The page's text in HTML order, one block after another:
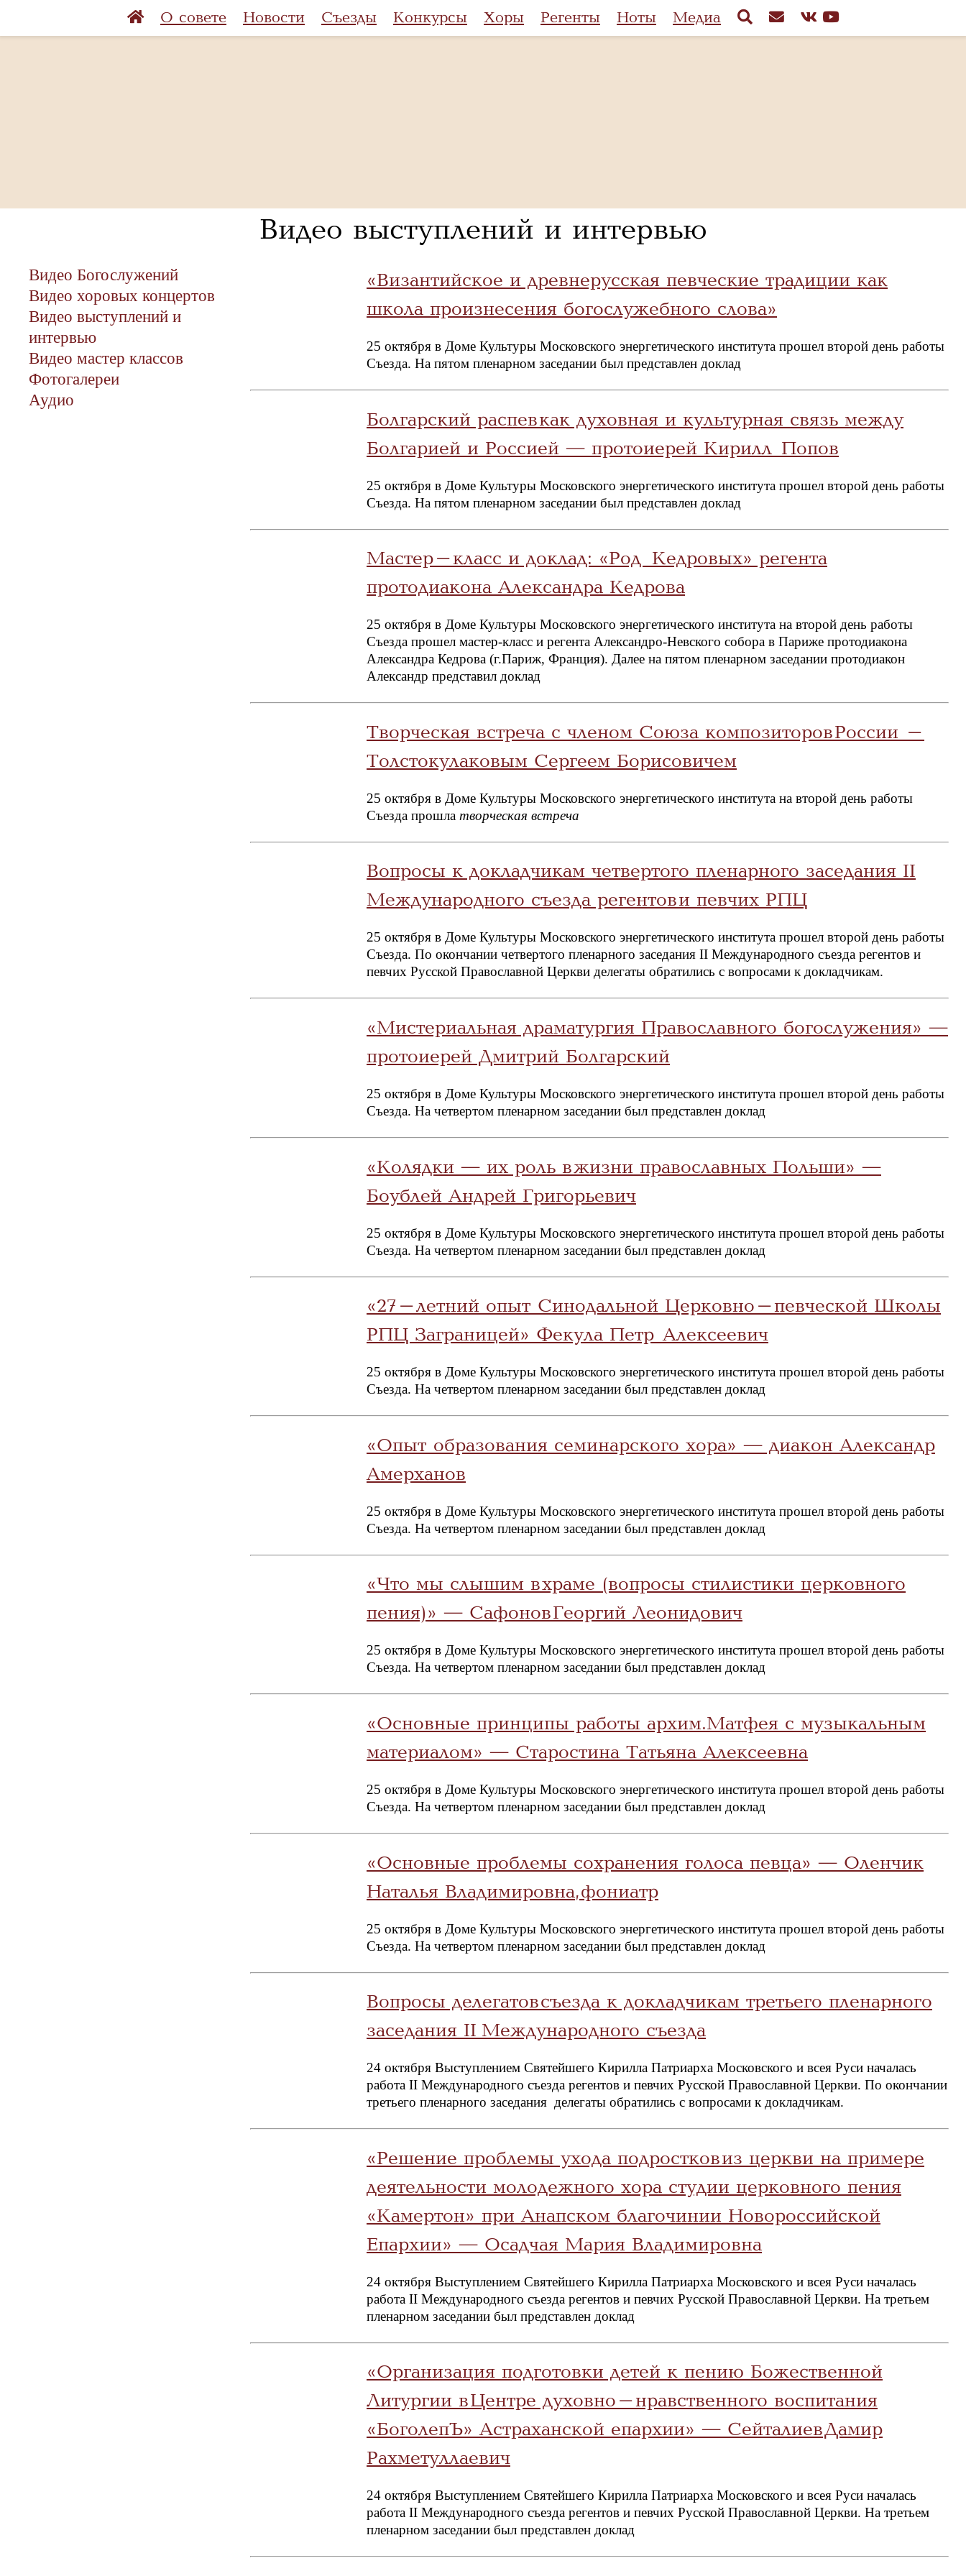
О совете Новости Съезды Конкурсы Хоры Регенты Ноты Медиа
Видео выступлений и интервью
Видео Богослужений
Видео хоровых концертов
Видео выступлений и
интервью
Видео мастер классов
Фотогалереи
Аудио
«Византийское и древнерусская певческие традиции как
школа произнесения богослужебного слова»
25 октября в Доме Культуры Московского энергетического института прошел второй день работы
Съезда. На пятом пленарном заседании был представлен доклад
Болгарский распев как духовная и культурная связь между
Болгарией и Россией — протоиерей Кирилл Попов
25 октября в Доме Культуры Московского энергетического института прошел второй день работы
Съезда. На пятом пленарном заседании был представлен доклад
Мастер-класс и доклад: «Род Кедровых» регента
протодиакона Александра Кедрова
25 октября в Доме Культуры Московского энергетического института на второй день работы
Съезда прошел мастер-класс и регента Александро-Невского собора в Париже протодиакона
Александра Кедрова (г.Париж, Франция). Далее на пятом пленарном заседании протодиакон
Александр представил доклад
Творческая встреча с членом Союза композиторов России -
Толстокулаковым Сергеем Борисовичем
25 октября в Доме Культуры Московского энергетического института на второй день работы
Съезда прошла творческая встреча
Вопросы к докладчикам четвертого пленарного заседания II
Международного съезда регентов и певчих РПЦ
25 октября в Доме Культуры Московского энергетического института прошел второй день работы
Съезда. По окончании четвертого пленарного заседания II Международного съезда регентов и
певчих Русской Православной Церкви делегаты обратились с вопросами к докладчикам.
«Мистериальная драматургия Православного богослужения» —
протоиерей Дмитрий Болгарский
25 октября в Доме Культуры Московского энергетического института прошел второй день работы
Съезда. На четвертом пленарном заседании был представлен доклад
«Колядки — их роль в жизни православных Польши» —
Боублей Андрей Григорьевич
25 октября в Доме Культуры Московского энергетического института прошел второй день работы
Съезда. На четвертом пленарном заседании был представлен доклад
«27-летний опыт Синодальной Церковно-певческой Школы
РПЦ Заграницей» Фекула Петр Алексеевич
25 октября в Доме Культуры Московского энергетического института прошел второй день работы
Съезда. На четвертом пленарном заседании был представлен доклад
«Опыт образования семинарского хора» — диакон Александр
Амерханов
25 октября в Доме Культуры Московского энергетического института прошел второй день работы
Съезда. На четвертом пленарном заседании был представлен доклад
«Что мы слышим в храме (вопросы стилистики церковного
пения)» — Сафонов Георгий Леонидович
25 октября в Доме Культуры Московского энергетического института прошел второй день работы
Съезда. На четвертом пленарном заседании был представлен доклад
«Основные принципы работы архим.Матфея с музыкальным
материалом» — Старостина Татьяна Алексеевна
25 октября в Доме Культуры Московского энергетического института прошел второй день работы
Съезда. На четвертом пленарном заседании был представлен доклад
«Основные проблемы сохранения голоса певца» — Оленчик
Наталья Владимировна, фониатр
25 октября в Доме Культуры Московского энергетического института прошел второй день работы
Съезда. На четвертом пленарном заседании был представлен доклад
Вопросы делегатов съезда к докладчикам третьего пленарного
заседания II Международного съезда
24 октября Выступлением Святейшего Кирилла Патриарха Московского и всея Руси началась
работа II Международного съезда регентов и певчих Русской Православной Церкви. По окончании
третьего пленарного заседания делегаты обратились с вопросами к докладчикам.
«Решение проблемы ухода подростков из церкви на примере
деятельности молодежного хора студии церковного пения
«Камертон» при Анапском благочинии Новороссийской
Епархии» — Осадчая Мария Владимировна
24 октября Выступлением Святейшего Кирилла Патриарха Московского и всея Руси началась
работа II Международного съезда регентов и певчих Русской Православной Церкви. На третьем
пленарном заседании был представлен доклад
«Организация подготовки детей к пению Божественной
Литургии в Центре духовно-нравственного воспитания
«БоголепЪ» Астраханской епархии» — Сейталиев Дамир
Рахметуллаевич
24 октября Выступлением Святейшего Кирилла Патриарха Московского и всея Руси началась
работа II Международного съезда регентов и певчих Русской Православной Церкви. На третьем
пленарном заседании был представлен доклад